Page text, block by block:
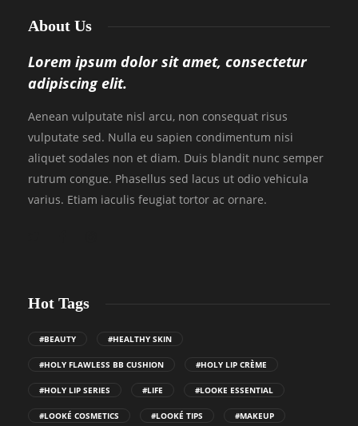
About Us
Lorem ipsum dolor sit amet, consectetur
adipiscing elit.
Aenean vulputate nisl arcu, non consequat risus
vulputate sed. Nulla eu sapien condimentum nisi
aliquet sodales non et diam. Duis blandit nunc semper
rutrum congue. Phasellus sed lacus ut odio vehicula
varius. Etiam iaculis feugiat tortor ac ornare.
Hot Tags
#BEAUTY #HEALTHY SKIN
#HOLY FLAWLESS BB CUSHION #HOLY LIP CRÈME
#HOLY LIP SERIES #LIFE #LOOKE ESSENTIAL
#LOOKÉ COSMETICS #LOOKÉ TIPS #MAKEUP